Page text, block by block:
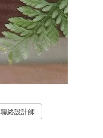
聯絡設計師